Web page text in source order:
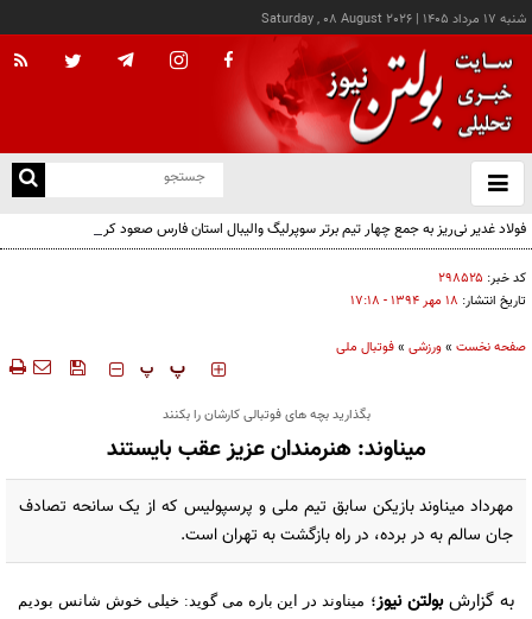
شنبه ۱۷ مرداد ۱۴۰۵ |
Saturday , 08 August 2026
باز
و
فولاد غدیر نی‌ریز به جمع چهار تیم برتر سوپرلیگ والیبال استان فارس صعود کرد
کد خبر: ۲۹۸۵۲۵
تاریخ انتشار: ۱۸ مهر ۱۳۹۴ - ۱۷:۱۸
صفحه نخست »ورزشی »فوتبال ملی
‍‍‍ پ پ
بگذارید بچه های فوتبالی کارشان را بکنند
میناوند: هنرمندان عزیز عقب بایستند
مهرداد میناوند بازیکن سابق تیم ملی و پرسپولیس که از یک سانحه تصادف
جان سالم به در برده، در راه بازگشت به تهران است.
به گزارشبولتن نیوز؛ میناوند در این باره می گوید: خیلی خوش شانس بودیم